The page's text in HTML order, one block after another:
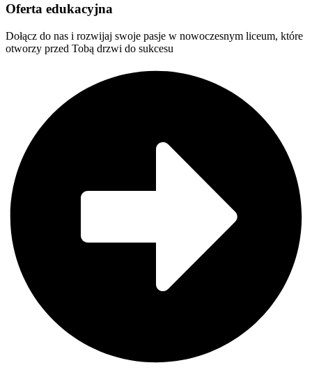
Oferta edukacyjna
Dołącz do nas i rozwijaj swoje pasje w nowoczesnym liceum, które
otworzy przed Tobą drzwi do sukcesu